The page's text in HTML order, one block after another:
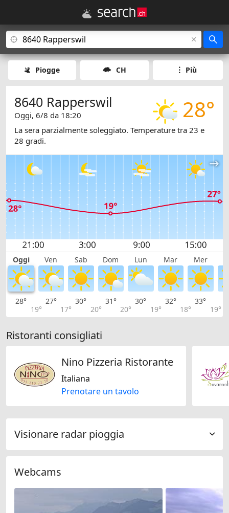
Piogge CH Più
28°
8640 Rapperswil
Oggi, 6/8 da 18:20
La sera parzialmente soleggiato. Temperature tra 23 e
28 gradi.
Oggi Ven Sab Dom Lun Mar Mer
28°
19°
27°
17°
30°
20°
31°
20°
30°
19°
32°
18°
33°
19°
Ristoranti consigliati
Nino Pizzeria Ristorante
Italiana
Prenotare un tavolo
Visionare radar pioggia
Webcams